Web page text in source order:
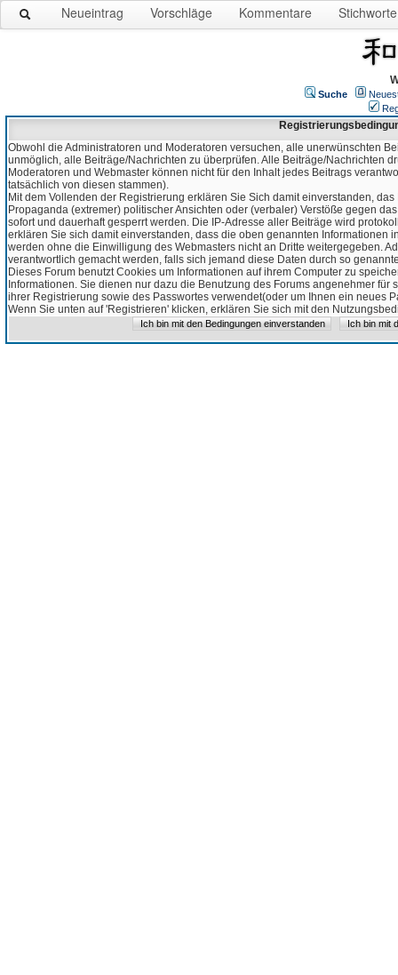
Neueintrag Vorschläge Kommentare Stichworte
Suche
Obwohl die Administratoren und Moderatoren versuchen, alle unerwünschten
unmöglich, alle Beiträge/Nachrichten zu überprüfen. Alle Beiträge/Nachrichten
Moderatoren und Webmaster können nicht für den Inhalt jedes Beitrags
tatsächlich von diesen stammen).
Mit dem Vollenden der Registrierung erklären Sie Sich damit einverstanden,
Propaganda (extremer) politischer Ansichten oder (verbaler) Verstöße gegen
sofort und dauerhaft gesperrt werden. Die IP-Adresse aller Beiträge wird
erklären Sie sich damit einverstanden, dass die oben genannten Informationen
werden ohne die Einwilligung des Webmasters nicht an Dritte weitergegeben.
verantwortlich gemacht werden, falls sich jemand diese Daten durch so
Dieses Forum benutzt Cookies um Informationen auf ihrem Computer zu
Informationen. Sie dienen nur dazu die Benutzung des Forums angenehmer
ihrer Registrierung sowie des Passwortes verwendet(oder um Ihnen ein neues
Wenn Sie unten auf 'Registrieren' klicken, erklären Sie sich mit den